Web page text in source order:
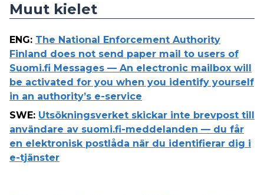
Muut kielet
ENG: The National Enforcement Authority
Finland does not send paper mail to users of
Suomi.fi Messages — An electronic mailbox will
be activated for you when you identify yourself
in an authority’s e-service
SWE: Utsökningsverket skickar inte brevpost till
användare av suomi.fi-meddelanden — du får
en elektronisk postlåda när du identifierar dig i
e-tjänster